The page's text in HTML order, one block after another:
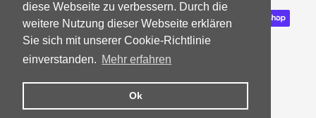
diese Webseite zu verbessern. Durch die
weitere Nutzung dieser Webseite erklären
Sie sich mit unserer Cookie-Richtlinie
einverstanden. Mehr erfahren
Ok
Zahlungsarten
Modest and Modern Boutique